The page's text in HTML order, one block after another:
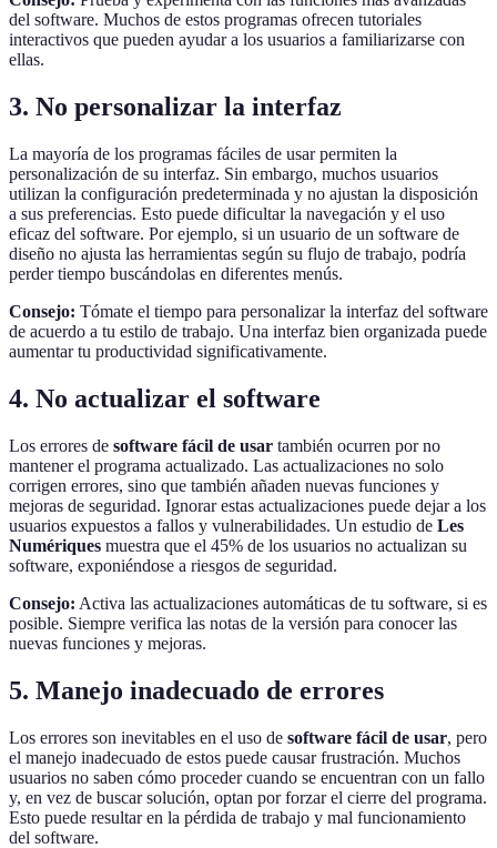
del software. Muchos de estos programas ofrecen tutoriales
interactivos que pueden ayudar a los usuarios a familiarizarse con
ellas.
3. No personalizar la interfaz
La mayoría de los programas fáciles de usar permiten la
personalización de su interfaz. Sin embargo, muchos usuarios
utilizan la configuración predeterminada y no ajustan la disposición
a sus preferencias. Esto puede dificultar la navegación y el uso
eficaz del software. Por ejemplo, si un usuario de un software de
diseño no ajusta las herramientas según su flujo de trabajo, podría
perder tiempo buscándolas en diferentes menús.
Consejo: Tómate el tiempo para personalizar la interfaz del software
de acuerdo a tu estilo de trabajo. Una interfaz bien organizada puede
aumentar tu productividad significativamente.
4. No actualizar el software
Los errores de software fácil de usar también ocurren por no
mantener el programa actualizado. Las actualizaciones no solo
corrigen errores, sino que también añaden nuevas funciones y
mejoras de seguridad. Ignorar estas actualizaciones puede dejar a los
usuarios expuestos a fallos y vulnerabilidades. Un estudio de Les
Numériques muestra que el 45% de los usuarios no actualizan su
software, exponiéndose a riesgos de seguridad.
Consejo: Activa las actualizaciones automáticas de tu software, si es
posible. Siempre verifica las notas de la versión para conocer las
nuevas funciones y mejoras.
5. Manejo inadecuado de errores
Los errores son inevitables en el uso de software fácil de usar, pero
el manejo inadecuado de estos puede causar frustración. Muchos
usuarios no saben cómo proceder cuando se encuentran con un fallo
y, en vez de buscar solución, optan por forzar el cierre del programa.
Esto puede resultar en la pérdida de trabajo y mal funcionamiento
del software.